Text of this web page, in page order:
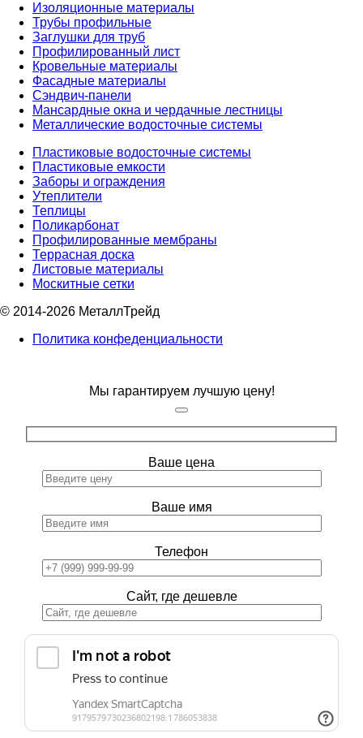
Изоляционные материалы
Трубы профильные
Заглушки для труб
Профилированный лист
Кровельные материалы
Фасадные материалы
Сэндвич-панели
Мансардные окна и чердачные лестницы
Металлические водосточные системы
Пластиковые водосточные системы
Пластиковые емкости
Заборы и ограждения
Утеплители
Теплицы
Поликарбонат
Профилированные мембраны
Террасная доска
Листовые материалы
Москитные сетки
© 2014-2026 МеталлТрейд
Политика конфеденциальности
Мы гарантируем лучшую цену!
Ваше цена
Ваше имя
Телефон
Сайт, где дешевле